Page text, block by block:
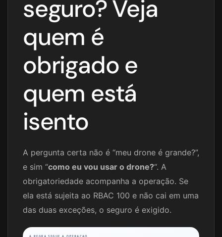
seguro? Veja
quem é
obrigado e
quem está
isento
A pergunta certa não é “meu drone é grande?”,
e sim “como eu vou usar o drone?“. A
obrigatoriedade acompanha a operação. Se
ela está sujeita ao RBAC 100 e não cai em uma
das duas exceções, o seguro é exigido.